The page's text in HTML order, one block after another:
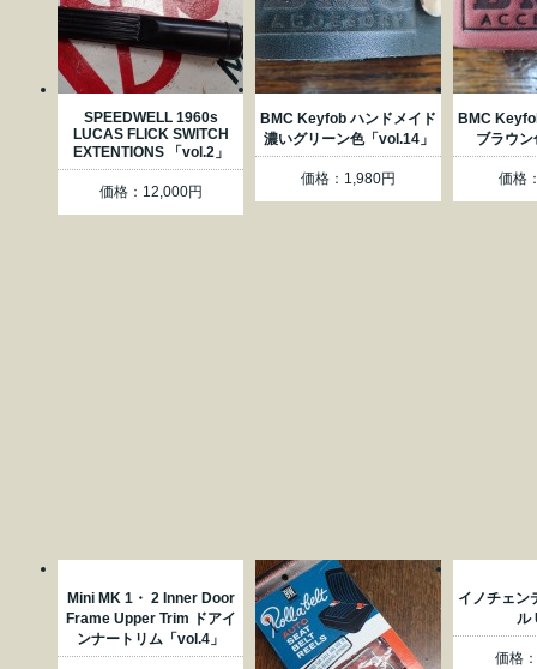
SPEEDWELL 1960s
LUCAS FLICK SWITCH
EXTENTIONS 「vol.2」
価格：12,000円
BMC Keyfob ハンドメイド
濃いグリーン色「vol.14」
価格：1,980円
BMC
ブラウ
価格
Mini MK 1・ 2 Inner Door
Frame Upper Trim ドアイ
ンナートリム「vol.4」
イノチェン
ル
価格